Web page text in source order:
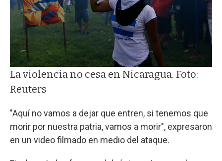
La violencia no cesa en Nicaragua. Foto:
Reuters
"Aquí no vamos a dejar que entren, si tenemos que
morir por nuestra patria, vamos a morir", expresaron
en un video filmado en medio del ataque.